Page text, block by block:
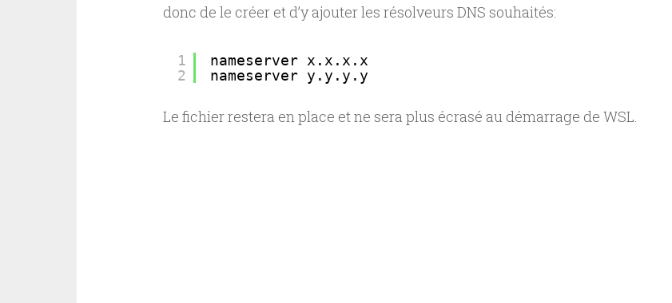
donc de le créer et d’y ajouter les résolveurs DNS souhaités:
1
2
nameserver x.x.x.x
nameserver y.y.y.y
Le fichier restera en place et ne sera plus écrasé au démarrage de WSL.